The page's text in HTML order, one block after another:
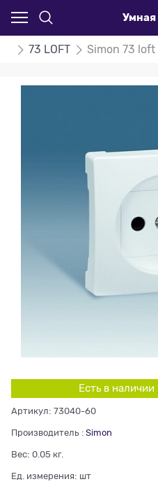
Умная
73 LOFT Simon 73
Есть в наличии
Артикул: 73040-60
Производитель : Simon
Вес: 0.05 кг.
Ед. измерения: шт